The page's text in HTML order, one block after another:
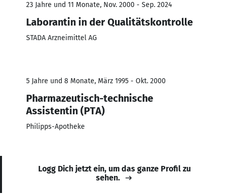
23 Jahre und 11 Monate, Nov. 2000 - Sep. 2024
Laborantin in der Qualitätskontrolle
STADA Arzneimittel AG
5 Jahre und 8 Monate, März 1995 - Okt. 2000
Pharmazeutisch-technische
Assistentin (PTA)
Philipps-Apotheke
Logg Dich jetzt ein, um das ganze Profil zu
sehen.